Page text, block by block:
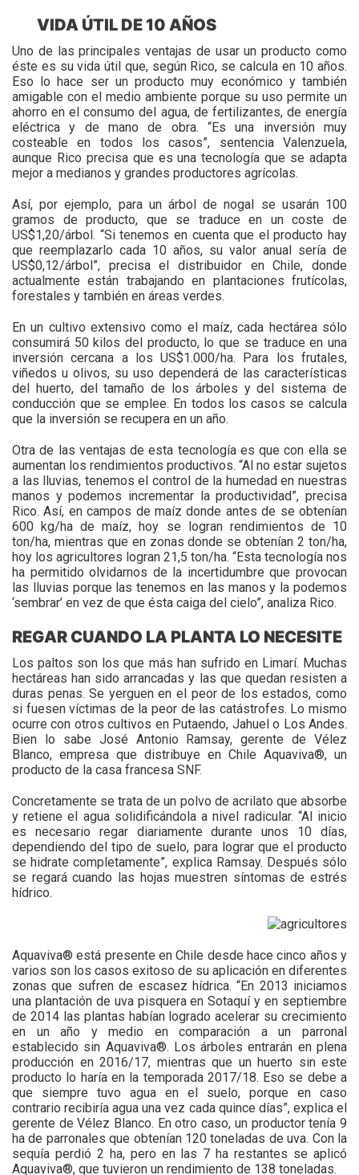
VIDA ÚTIL DE 10 AÑOS
Uno de las principales ventajas de usar un producto como
éste es su vida útil que, según Rico, se calcula en 10 años.
Eso lo hace ser un producto muy económico y también
amigable con el medio ambiente porque su uso permite un
ahorro en el consumo del agua, de fertilizantes, de energía
eléctrica y de mano de obra. “Es una inversión muy
costeable en todos los casos”, sentencia Valenzuela,
aunque Rico precisa que es una tecnología que se adapta
mejor a medianos y grandes productores agrícolas.
Así, por ejemplo, para un árbol de nogal se usarán 100
gramos de producto, que se traduce en un coste de
US$1,20/árbol. “Si tenemos en cuenta que el producto hay
que reemplazarlo cada 10 años, su valor anual sería de
US$0,12/árbol”, precisa el distribuidor en Chile, donde
actualmente están trabajando en plantaciones frutícolas,
forestales y también en áreas verdes.
En un cultivo extensivo como el maíz, cada hectárea sólo
consumirá 50 kilos del producto, lo que se traduce en una
inversión cercana a los US$1.000/ha. Para los frutales,
viñedos u olivos, su uso dependerá de las características
del huerto, del tamaño de los árboles y del sistema de
conducción que se emplee. En todos los casos se calcula
que la inversión se recupera en un año.
Otra de las ventajas de esta tecnología es que con ella se
aumentan los rendimientos productivos. “Al no estar sujetos
a las lluvias, tenemos el control de la humedad en nuestras
manos y podemos incrementar la productividad”, precisa
Rico. Así, en campos de maíz donde antes de se obtenían
600 kg/ha de maíz, hoy se logran rendimientos de 10
ton/ha, mientras que en zonas donde se obtenían 2 ton/ha,
hoy los agricultores logran 21,5 ton/ha. “Esta tecnología nos
ha permitido olvidarnos de la incertidumbre que provocan
las lluvias porque las tenemos en las manos y la podemos
‘sembrar’ en vez de que ésta caiga del cielo”, analiza Rico.
REGAR CUANDO LA PLANTA LO NECESITE
Los paltos son los que más han sufrido en Limarí. Muchas
hectáreas han sido arrancadas y las que quedan resisten a
duras penas. Se yerguen en el peor de los estados, como
si fuesen víctimas de la peor de las catástrofes. Lo mismo
ocurre con otros cultivos en Putaendo, Jahuel o Los Andes.
Bien lo sabe José Antonio Ramsay, gerente de Vélez
Blanco, empresa que distribuye en Chile Aquaviva®, un
producto de la casa francesa SNF.
Concretamente se trata de un polvo de acrilato que absorbe
y retiene el agua solidificándola a nivel radicular. “Al inicio
es necesario regar diariamente durante unos 10 días,
dependiendo del tipo de suelo, para lograr que el producto
se hidrate completamente”, explica Ramsay. Después sólo
se regará cuando las hojas muestren síntomas de estrés
hídrico.
Aquaviva® está presente en Chile desde hace cinco años y
varios son los casos exitoso de su aplicación en diferentes
zonas que sufren de escasez hídrica. “En 2013 iniciamos
una plantación de uva pisquera en Sotaquí y en septiembre
de 2014 las plantas habían logrado acelerar su crecimiento
en un año y medio en comparación a un parronal
establecido sin Aquaviva®. Los árboles entrarán en plena
producción en 2016/17, mientras que un huerto sin este
producto lo haría en la temporada 2017/18. Eso se debe a
que siempre tuvo agua en el suelo, porque en caso
contrario recibiría agua una vez cada quince días”, explica el
gerente de Vélez Blanco. En otro caso, un productor tenía 9
ha de parronales que obtenían 120 toneladas de uva. Con la
sequía perdió 2 ha, pero en las 7 ha restantes se aplicó
Aquaviva®, que tuvieron un rendimiento de 138 toneladas.